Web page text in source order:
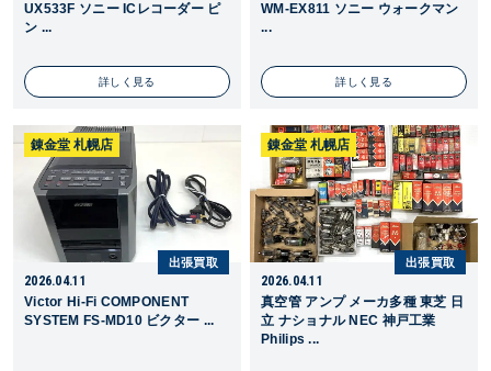
UX533F ソニー ICレコーダー ピ
ン ...
詳しく見る
WM-EX811 ソニー ウォークマン
...
詳しく見る
錬金堂 札幌店
出張買取
2026.04.11
Victor Hi-Fi COMPONENT
SYSTEM FS-MD10 ビクター ...
錬金堂 札幌店
出張買取
2026.04.11
真空管 アンプ メーカ多種 東芝 日
立 ナショナル NEC 神戸工業
Philips ...